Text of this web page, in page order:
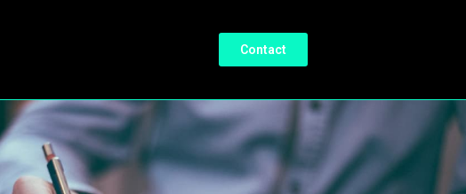
Contact